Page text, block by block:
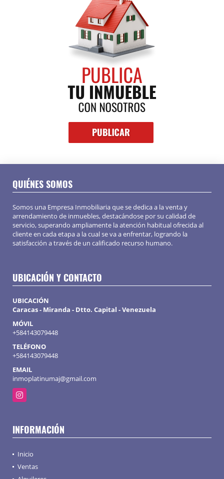
QUIÉNES SOMOS
Somos una Empresa Inmobiliaria que se dedica a la venta y
arrendamiento de inmuebles, destacándose por su calidad de
servicio, superando ampliamente la atención habitual ofrecida al
cliente en cada etapa a la cual se va a enfrentar, logrando la
satisfacción a través de un calificado recurso humano.
UBICACIÓN Y CONTACTO
UBICACIÓN
Caracas - Miranda - Dtto. Capital - Venezuela
MÓVIL
+584143079448
TELÉFONO
+584143079448
EMAIL
inmoplatinumaj@gmail.com
Instagram
INFORMACIÓN
Inicio
Ventas